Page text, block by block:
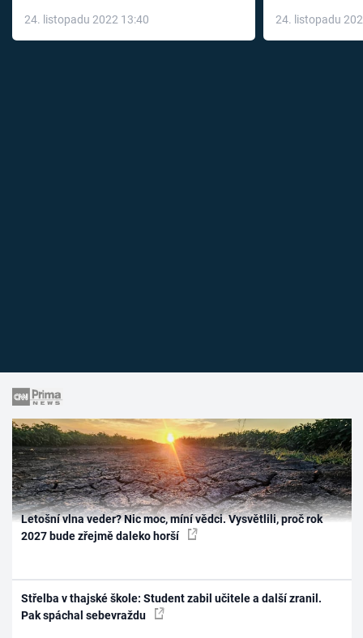
24. listopadu 2022 13:40
léky
24. listopadu
Letošní vlna veder? Nic moc, míní vědci. Vysvětlili, proč rok
2027 bude zřejmě daleko horší
Střelba v thajské škole: Student zabil učitele a další zranil.
Pak spáchal sebevraždu